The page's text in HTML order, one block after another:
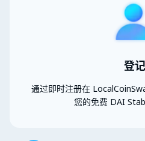
登记
通过即时注册在
您的免费 DAI